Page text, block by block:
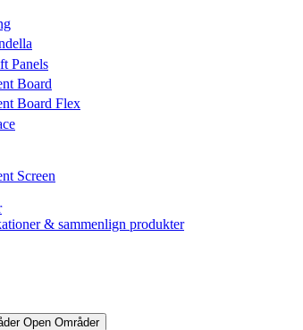
Panels
Board
Board Flex
Screen
& sammenlign produkter
Open Områder